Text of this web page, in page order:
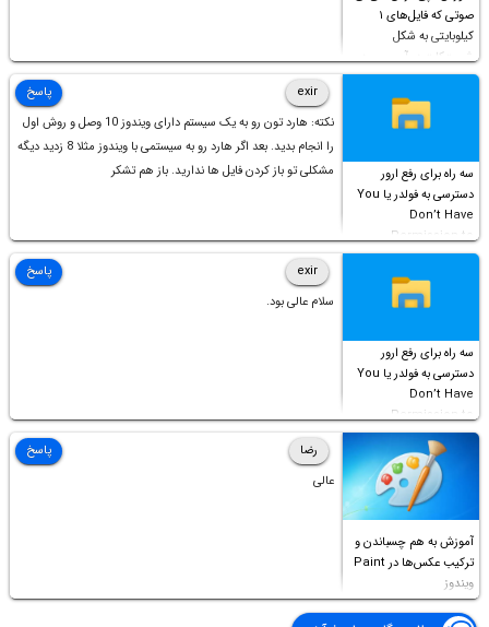
صوتی که فایل‌های ۱
کیلوبایتی به شکل
شورت‌کات در آن موجود
است!
سه راه برای رفع ارور
دسترسی به فولدر یا You
Don’t Have
Permission to
Access this folder
exir
نکته: هارد تون رو به یک سیستم دارای ویندوز 10 وصل و روش اول
را انجام بدید. بعد اگر هارد رو به سیستمی با ویندوز مثلا 8 زدید دیگه
مشکلی تو باز کردن فایل ها ندارید. باز هم تشکر
پاسخ
سه راه برای رفع ارور
دسترسی به فولدر یا You
Don’t Have
Permission to
Access this folder
exir
سلام عالی بود.
پاسخ
آموزش به هم چسباندن و
ترکیب عکس‌ها در Paint
ویندوز
رضا
عالی
پاسخ